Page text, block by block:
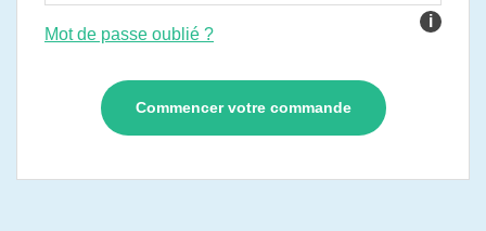
i
Mot de passe oublié ?